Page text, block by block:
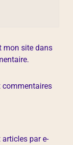
mon site dans
commentaires
par e-